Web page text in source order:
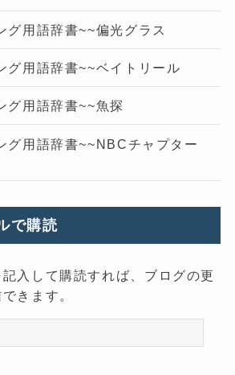
グ用語辞書~~偏光グラス
グ用語辞書~~ベイトリール
グ用語辞書~~魚探
グ用語辞書~~NBCチャプター
で購読
入して購読すれば、ブログの更
きます。